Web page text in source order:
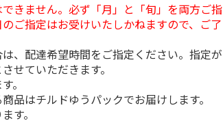
きません。必ず「月」と「旬」を両方ご指
ご指定はお受けいたしかねますので、ご了
、配達希望時間をご指定ください。指定が
せていただきます。
。
品はチルドゆうパックでお届けします。
す。